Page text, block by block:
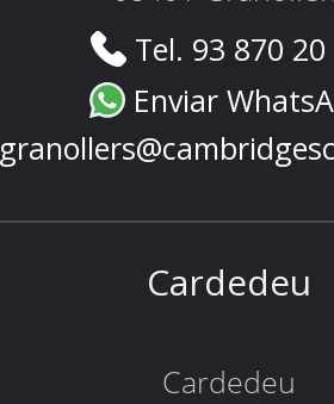
Tel. 93 870
Enviar
Cardedeu
Cardedeu